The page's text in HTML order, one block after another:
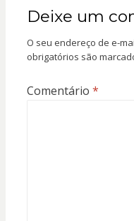
Deixe um
O seu endereço de e-
obrigatórios são
Comentário *